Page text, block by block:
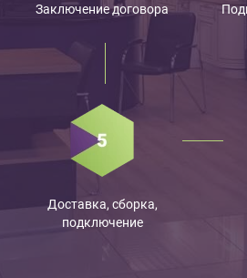
Заключение договора
Доставка, сборка,
подключение